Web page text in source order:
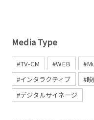
Media Type
#TV-CM #WEB
#インタラクティブ
#
#デジタルサイネージ